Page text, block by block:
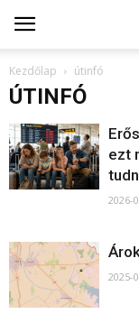
Kezdőlap útinfó
ÚTINFÓ
ezt
2026-
2025-